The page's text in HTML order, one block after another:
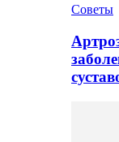
Советы